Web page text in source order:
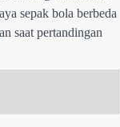
sepak bola berbeda
saat pertandingan